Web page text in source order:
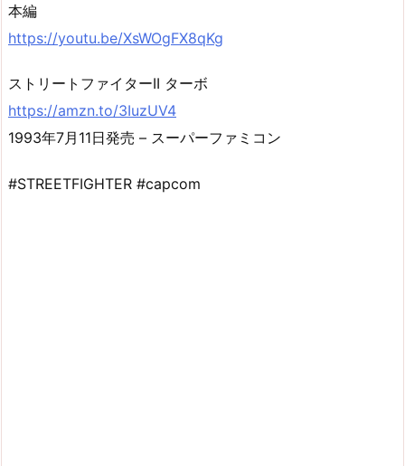
本編
https://youtu.be/XsWOgFX8qKg
ストリートファイターII ターボ
https://amzn.to/3IuzUV4
1993年7月11日発売 – スーパーファミコン
#STREETFIGHTER #capcom